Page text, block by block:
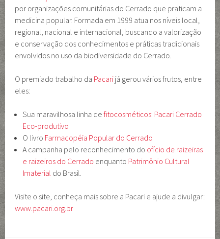
por organizações comunitárias do Cerrado que praticam a
medicina popular. Formada em 1999 atua nos níveis local,
regional, nacional e internacional, buscando a valorização
e conservação dos conhecimentos e práticas tradicionais
envolvidos no uso da biodiversidade do Cerrado.
O premiado trabalho da Pacari já gerou vários frutos, entre
eles:
Sua maravilhosa linha defitocosméticos: Pacari Cerrado
Eco-produtivo
O livro Farmacopéia Popular do Cerrado
A campanha pelo reconhecimento do ofício de raizeiras
e raizeiros do Cerrado enquanto Patrimônio Cultural
Imaterial do Brasil.
Visite o site, conheça mais sobre a Pacari e ajude a divulgar:
www.pacari.org.br